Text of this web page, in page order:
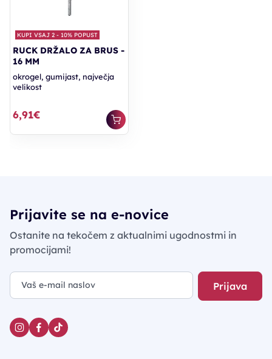
KUPI VSAJ 2 - 10% POPUST
RUCK DRŽALO ZA BRUS -
16 MM
okrogel, gumijast, največja
velikost
6,91€
Prijavite se na e-novice
Ostanite na tekočem z aktualnimi ugodnostmi in
promocijami!
Prijava